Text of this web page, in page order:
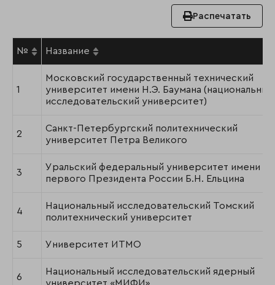
Распечатать
№ Название
1
Московский государственный технический
университет имени Н.Э. Баумана (национальный
исследовательский университет)
2
Санкт-Петербургский политехнический
университет Петра Великого
3
Уральский федеральный университет имени
первого Президента России Б.Н. Ельцина
4
Национальный исследовательский Томский
политехнический университет
5 Университет ИТМО
6
Национальный исследовательский ядерный